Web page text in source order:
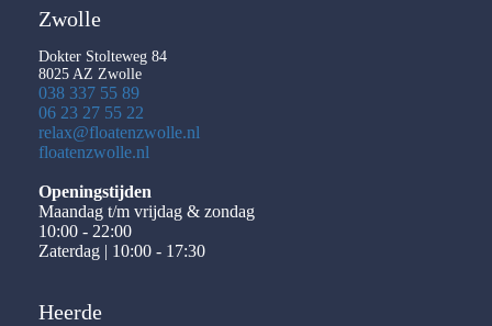
Zwolle
Dokter Stolteweg 84
8025 AZ Zwolle
038 337 55 89
06 23 27 55 22
relax@floatenzwolle.nl
floatenzwolle.nl
Openingstijden
Maandag t/m vrijdag & zondag
10:00 - 22:00
Zaterdag | 10:00 - 17:30
Heerde